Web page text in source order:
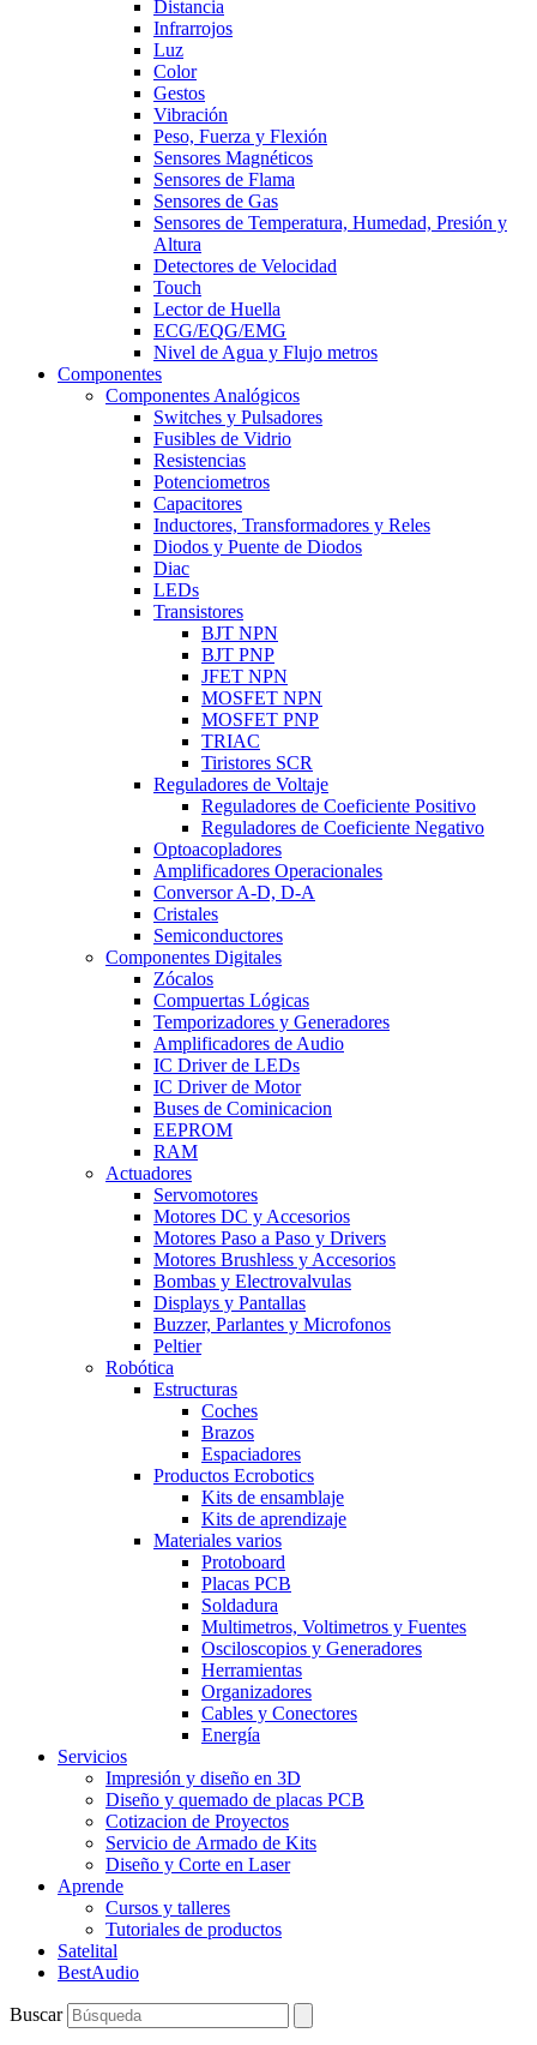
Distancia
Infrarrojos
Luz
Color
Gestos
Vibración
Peso, Fuerza y Flexión
Sensores Magnéticos
Sensores de Flama
Sensores de Gas
Sensores de Temperatura, Humedad, Presión y
Altura
Detectores de Velocidad
Touch
Lector de Huella
ECG/EQG/EMG
Nivel de Agua y Flujo metros
Componentes
Componentes Analógicos
Switches y Pulsadores
Fusibles de Vidrio
Resistencias
Potenciometros
Capacitores
Inductores, Transformadores y Reles
Diodos y Puente de Diodos
Diac
LEDs
Transistores
BJT NPN
BJT PNP
JFET NPN
MOSFET NPN
MOSFET PNP
TRIAC
Tiristores SCR
Reguladores de Voltaje
Reguladores de Coeficiente Positivo
Reguladores de Coeficiente Negativo
Optoacopladores
Amplificadores Operacionales
Conversor A-D, D-A
Cristales
Semiconductores
Componentes Digitales
Zócalos
Compuertas Lógicas
Temporizadores y Generadores
Amplificadores de Audio
IC Driver de LEDs
IC Driver de Motor
Buses de Cominicacion
EEPROM
RAM
Actuadores
Servomotores
Motores DC y Accesorios
Motores Paso a Paso y Drivers
Motores Brushless y Accesorios
Bombas y Electrovalvulas
Displays y Pantallas
Buzzer, Parlantes y Microfonos
Peltier
Robótica
Estructuras
Coches
Brazos
Espaciadores
Productos Ecrobotics
Kits de ensamblaje
Kits de aprendizaje
Materiales varios
Protoboard
Placas PCB
Soldadura
Multimetros, Voltimetros y Fuentes
Osciloscopios y Generadores
Herramientas
Organizadores
Cables y Conectores
Energía
Servicios
Impresión y diseño en 3D
Diseño y quemado de placas PCB
Cotizacion de Proyectos
Servicio de Armado de Kits
Diseño y Corte en Laser
Aprende
Cursos y talleres
Tutoriales de productos
Satelital
BestAudio
Buscar